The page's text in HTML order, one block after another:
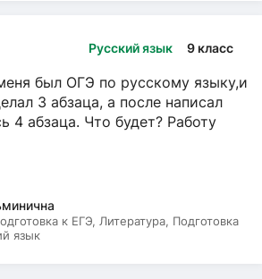
Русский язык 9 класс
был ОГЭ по русскому языку,и
3 абзаца, а после написал
4 абзаца. Что будет? Работу
к ЕГЭ, Литература, Подготовка
язык